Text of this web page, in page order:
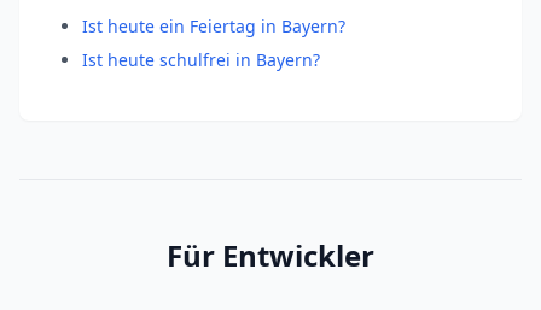
Ist heute ein Feiertag in Bayern?
Ist heute schulfrei in Bayern?
Für Entwickler